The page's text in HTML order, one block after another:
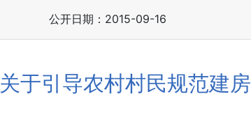
公开日期：2015-09-16
关于引导农村村民规范建